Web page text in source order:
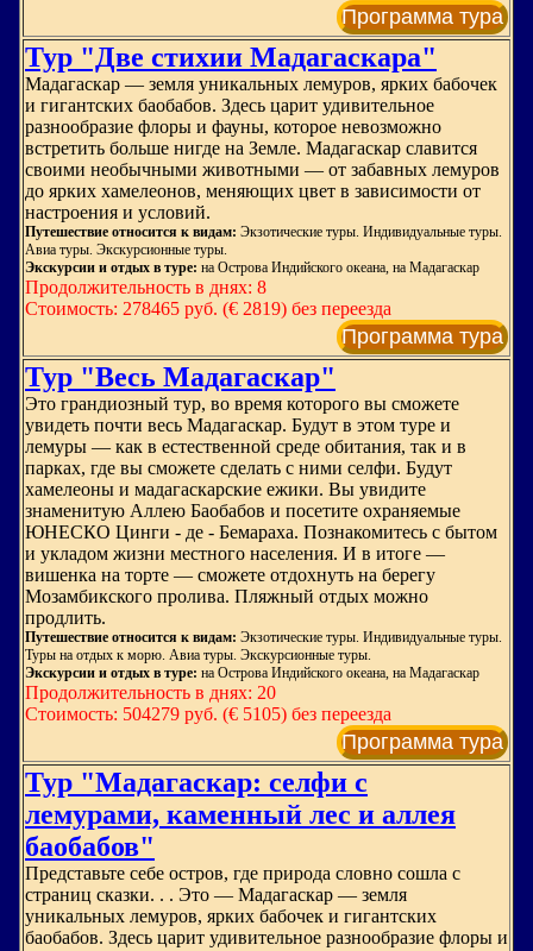
Программа тура
Тур "Две стихии Мадагаскара"
Мадагаскар — земля уникальных лемуров, ярких бабочек
и гигантских баобабов. Здесь царит удивительное
разнообразие флоры и фауны, которое невозможно
встретить больше нигде на Земле. Мадагаскар славится
своими необычными животными — от забавных лемуров
до ярких хамелеонов, меняющих цвет в зависимости от
настроения и условий.
Путешествие относится к видам: Экзотические туры. Индивидуальные туры.
Авиа туры. Экскурсионные туры.
Экскурсии и отдых в туре: на Острова Индийского океана, на Мадагаскар
Продолжительность в днях: 8
Стоимость: 278465 руб. (€ 2819) без переезда
Программа тура
Тур "Весь Мадагаскар"
Это грандиозный тур, во время которого вы сможете
увидеть почти весь Мадагаскар. Будут в этом туре и
лемуры — как в естественной среде обитания, так и в
парках, где вы сможете сделать с ними селфи. Будут
хамелеоны и мадагаскарские ежики. Вы увидите
знаменитую Аллею Баобабов и посетите охраняемые
ЮНЕСКО Цинги - де - Бемараха. Познакомитесь с бытом
и укладом жизни местного населения. И в итоге —
вишенка на торте — сможете отдохнуть на берегу
Мозамбикского пролива. Пляжный отдых можно
продлить.
Путешествие относится к видам: Экзотические туры. Индивидуальные туры.
Туры на отдых к морю. Авиа туры. Экскурсионные туры.
Экскурсии и отдых в туре: на Острова Индийского океана, на Мадагаскар
Продолжительность в днях: 20
Стоимость: 504279 руб. (€ 5105) без переезда
Программа тура
Тур "Мадагаскар: селфи с
лемурами, каменный лес и аллея
баобабов"
Представьте себе остров, где природа словно сошла с
страниц сказки. . . Это — Мадагаскар — земля
уникальных лемуров, ярких бабочек и гигантских
баобабов. Здесь царит удивительное разнообразие флоры и